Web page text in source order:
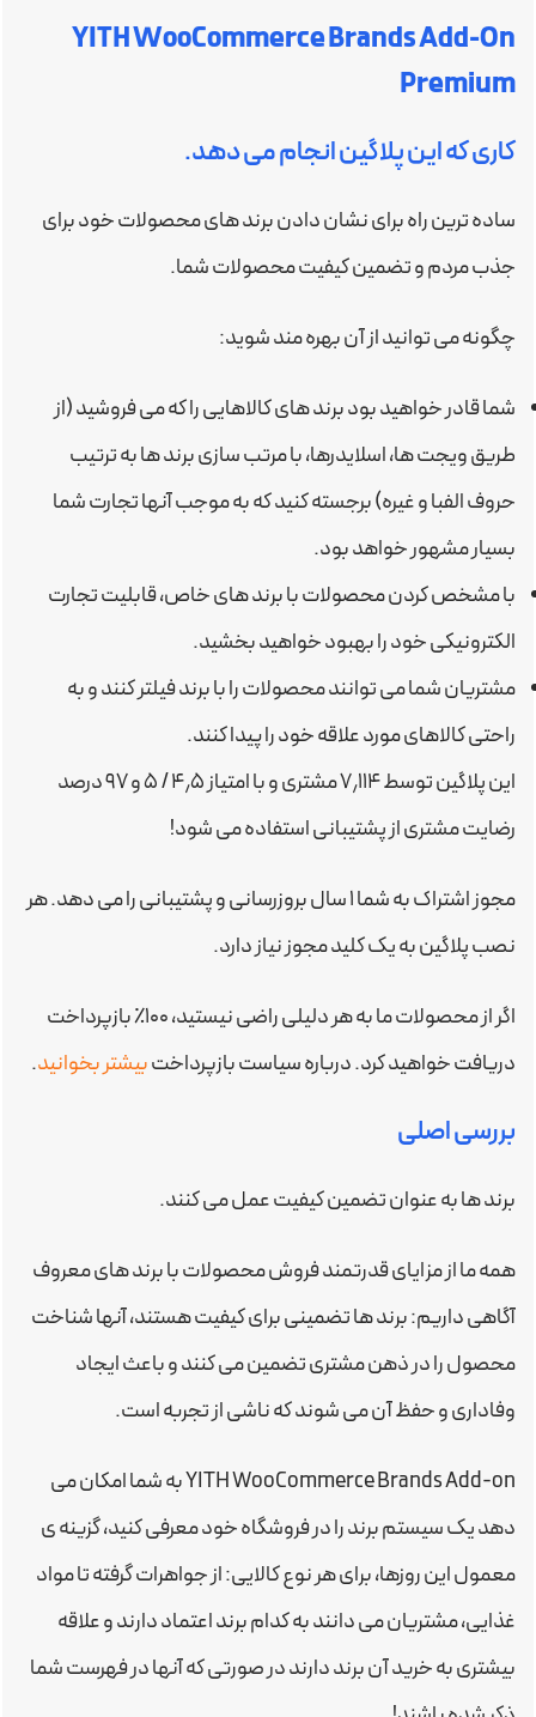
YITH WooCommerce Brands Add-On
Premium
کاری که این پلاگین انجام می دهد.
ساده ترین راه برای نشان دادن برند های محصولات خود برای
جذب مردم و تضمین کیفیت محصولات شما.
چگونه می توانید از آن بهره مند شوید:
شما قادر خواهید بود برند های کالاهایی را که می فروشید (از
طریق ویجت ها، اسلایدرها، با مرتب سازی برند ها به ترتیب
حروف الفبا و غیره) برجسته کنید که به موجب آنها تجارت شما
بسیار مشهور خواهد بود.
با مشخص کردن محصولات با برند های خاص، قابلیت تجارت
الکترونیکی خود را بهبود خواهید بخشید.
مشتریان شما می توانند محصولات را با برند فیلتر کنند و به
راحتی کالاهای مورد علاقه خود را پیدا کنند.
این پلاگین توسط ۷٫۱۱۴ مشتری و با امتیاز ۴٫۵ / ۵ و ۹۷ درصد
رضایت مشتری از پشتیبانی استفاده می شود!
مجوز اشتراک به شما ۱ سال بروزرسانی و پشتیبانی را می دهد. هر
نصب پلاگین به یک کلید مجوز نیاز دارد.
اگر از محصولات ما به هر دلیلی راضی نیستید، ۱۰۰٪ بازپرداخت
دریافت خواهید کرد. درباره سیاست بازپرداختبیشتر بخوانید.
بررسی اصلی
برند ها به عنوان تضمین کیفیت عمل می کنند.
همه ما از مزایای قدرتمند فروش محصولات با برند های معروف
آگاهی داریم: برند ها تضمینی برای کیفیت هستند، آنها شناخت
محصول را در ذهن مشتری تضمین می کنند و باعث ایجاد
وفاداری و حفظ آن می شوند که ناشی از تجربه است.
YITH WooCommerce Brands Add-on به شما امکان می
دهد یک سیستم برند را در فروشگاه خود معرفی کنید، گزینه ی
معمول این روزها، برای هر نوع کالایی: از جواهرات گرفته تا مواد
غذایی، مشتریان می دانند به کدام برند اعتماد دارند و علاقه
بیشتری به خرید آن برند دارند در صورتی که آنها در فهرست شما